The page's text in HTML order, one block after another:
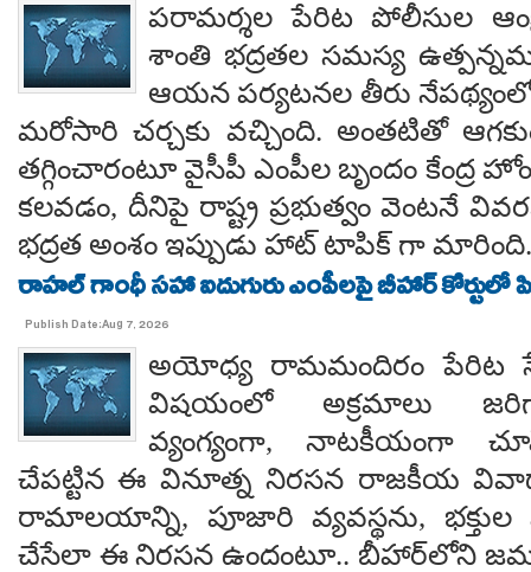
పరామర్శల పేరిట పోలీసుల
శాంతి భద్రతల సమస్య
ఆయన పర్యటనల తీరు నేపథ్యంలో
మరోసారి చర్చకు వచ్చింది. అంతటితో
తగ్గించారంటూ వైసీపీ ఎంపీల బృందం కేంద్ర
కలవడం, దీనిపై రాష్ట్ర ప్రభుత్వం వెంటనే
భద్రత అంశం ఇప్పుడు హాట్ టాపిక్ గా మారింది.
రాహల్ గాంధీ సహా ఐదుగురు ఎంపీలపై బీహార్ కోర్టులో
Publish Date:Aug 7, 2026
అయోధ్య రామమందిరం పేరిట
విషయంలో అక్రమాలు
వ్యంగ్యంగా, నాటకీయంగా
చేపట్టిన ఈ వినూత్న నిరసన రాజకీయ
రామాలయాన్ని, పూజారి వ్యవస్థను,
చేసేలా ఈ నిరసన ఉందంటూ.. బీహార్‌లోని